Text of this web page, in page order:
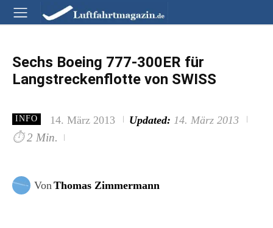
Sechs Boeing 777-300ER für
Langstreckenflotte von SWISS
INFO 14. März 2013 Updated: 14. März 2013
⏱ 2 Min.
VonThomas Zimmermann